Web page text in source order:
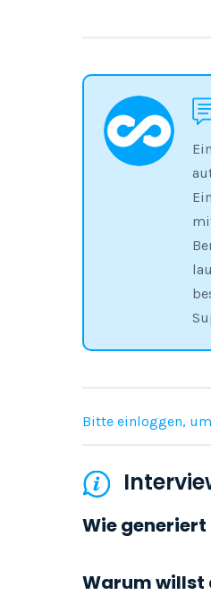
Bitte einloggen,
Wie generiert
Warum willst